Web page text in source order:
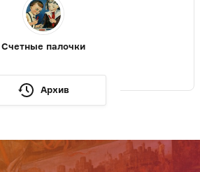
Счетные палочки
Архив